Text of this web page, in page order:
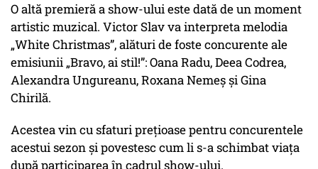
O altă premieră a show-ului este dată de un moment
artistic muzical. Victor Slav va interpreta melodia
„White Christmas”, alături de foste concurente ale
emisiunii „Bravo, ai stil!”: Oana Radu, Deea Codrea,
Alexandra Ungureanu, Roxana Nemeș și Gina
Chirilă.
Acestea vin cu sfaturi prețioase pentru concurentele
acestui sezon și povestesc cum li s-a schimbat viața
după participarea în cadrul show-ului.